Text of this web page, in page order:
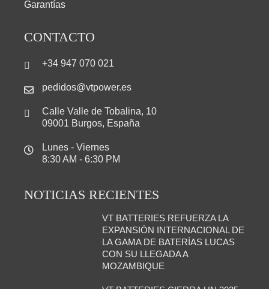
Garantías
CONTACTO
+34 947 070 021
pedidos@vtpower.es
Calle Valle de Tobalina, 10
09001 Burgos, España
Lunes - Viernes
8:30 AM - 6:30 PM
NOTICIAS RECIENTES
VT BATTERIES REFUERZA LA
EXPANSIÓN INTERNACIONAL DE
LA GAMA DE BATERÍAS LUCAS
CON SU LLEGADA A
MOZAMBIQUE